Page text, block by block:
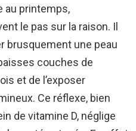
au printemps,
le pas sur la raison. Il
brusquement une peau
couches de
et de l’exposer
Ce réflexe, bien
de vitamine D, néglige